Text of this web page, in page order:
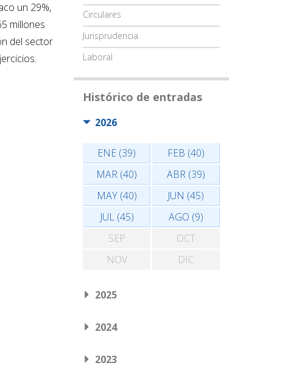
un 29%,
millones
del sector
Circulares
Jurisprudencia
Laboral
Histórico de entradas
2026
ENE (39)
FEB (40)
MAR (40)
ABR (39)
MAY (40)
JUN (45)
JUL (45)
AGO (9)
SEP
OCT
NOV
DIC
2025
2024
2023